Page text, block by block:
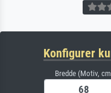
Konfigurer
Bredde (Motiv,